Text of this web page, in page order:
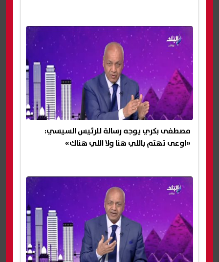
مصطفى بكري يوجه رسالة للرئيس السيسي:
«اوعى تهتم باللي هنا ولا اللي هناك»